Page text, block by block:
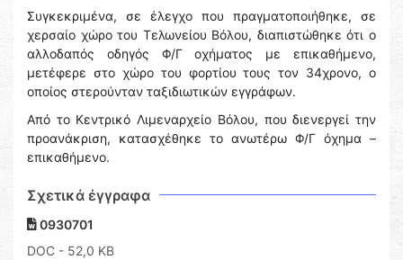
Συγκεκριμένα, σε έλεγχο που πραγματοποιήθηκε, σε
χερσαίο χώρο του Τελωνείου Βόλου, διαπιστώθηκε ότι ο
αλλοδαπός οδηγός Φ/Γ οχήματος με επικαθήμενο,
μετέφερε στο χώρο του φορτίου τους τον 34χρονο, ο
οποίος στερούνταν ταξιδιωτικών εγγράφων.
Από το Κεντρικό Λιμεναρχείο Βόλου, που διενεργεί την
προανάκριση, κατασχέθηκε το ανωτέρω Φ/Γ όχημα –
επικαθήμενο.
Σχετικά έγγραφα
0930701
DOC - 52,0 KB